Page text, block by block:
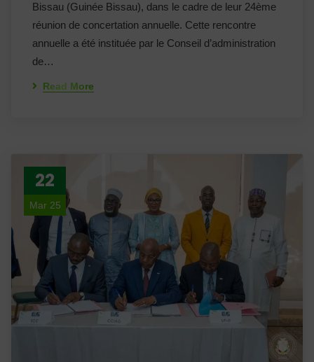
Bissau (Guinée Bissau), dans le cadre de leur 24ème
réunion de concertation annuelle. Cette rencontre
annuelle a été instituée par le Conseil d’administration
de…
Read More
22
Mar 25